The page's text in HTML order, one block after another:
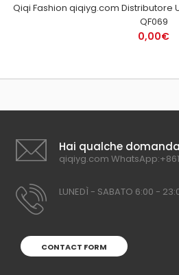
Qiqi Fashion qiqiyg.com Distributore
QF069
0,00€
Hai qualche
qiqiyg.com
LUNEDÌ - SABATO 6:00 -
CONTACT FORM